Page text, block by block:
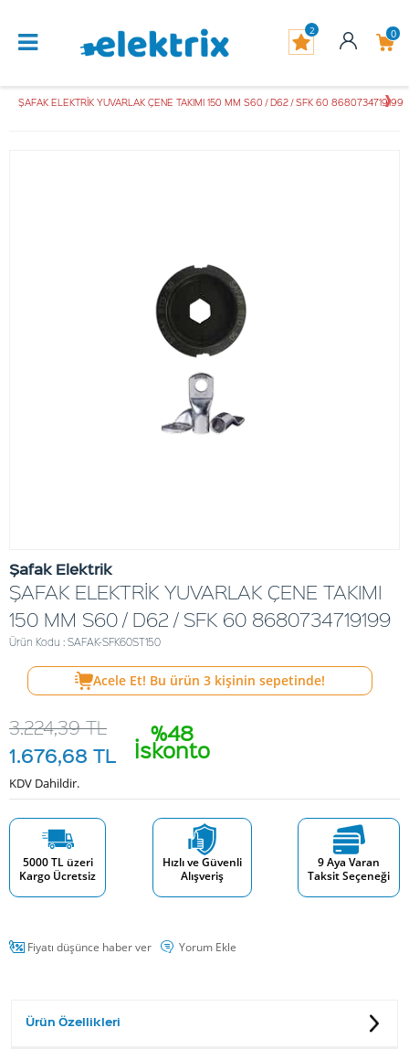
0
2
ŞAFAK ELEKTRİK YUVARLAK ÇENE TAKIMI 150 MM S60 / D62 / SFK 60 8680734719199
Şafak Elektrik
ŞAFAK ELEKTRİK YUVARLAK ÇENE TAKIMI
150 MM S60 / D62 / SFK 60 8680734719199
Ürün Kodu : SAFAK-SFK60ST150
Acele Et! Bu ürün 3 kişinin sepetinde!
%48
İskonto
3.224,39TL
1.676,68 TL
KDV Dahildir.
5000 TL üzeri
Kargo Ücretsiz
Hızlı ve Güvenli
Alışveriş
9 Aya Varan
Taksit Seçeneği
Fiyatı düşünce haber ver Yorum Ekle
Ürün Özellikleri